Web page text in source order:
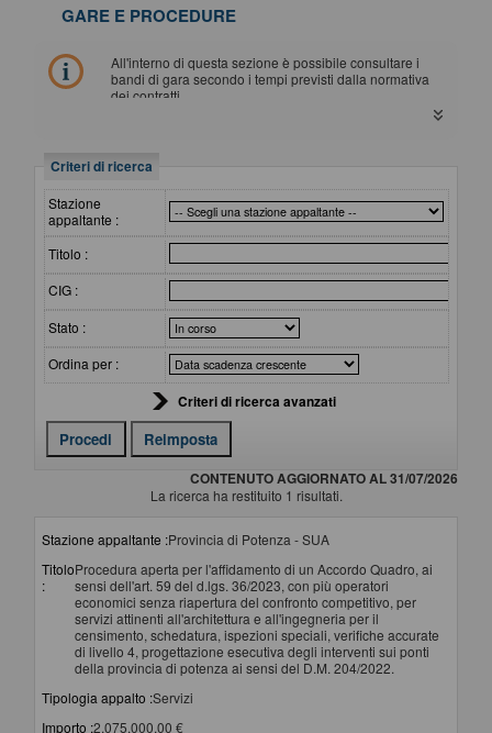
GARE E PROCEDURE
All'interno di questa sezione è possibile consultare i
bandi di gara secondo i tempi previsti dalla normativa
dei contratti.
Criteri di ricerca
Stazione
appaltante :
Titolo :
CIG :
Stato :
Ordina per :
Criteri di ricerca avanzati
CONTENUTO AGGIORNATO AL 31/07/2026
La ricerca ha restituito 1 risultati.
Stazione appaltante :Provincia di Potenza - SUA
Titolo
:
Procedura aperta per l'affidamento di un Accordo Quadro, ai
sensi dell'art. 59 del d.lgs. 36/2023, con più operatori
economici senza riapertura del confronto competitivo, per
servizi attinenti all'architettura e all'ingegneria per il
censimento, schedatura, ispezioni speciali, verifiche accurate
di livello 4, progettazione esecutiva degli interventi sui ponti
della provincia di potenza ai sensi del D.M. 204/2022.
Tipologia appalto :Servizi
Importo :2.075.000,00 €